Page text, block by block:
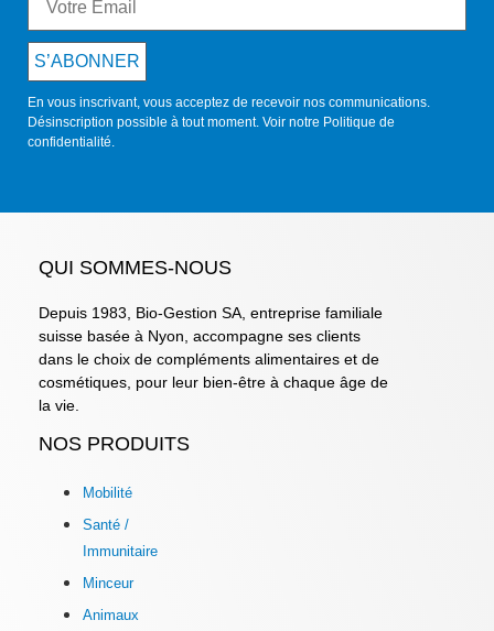
S’ABONNER
En vous inscrivant, vous acceptez de recevoir nos communications.
Désinscription possible à tout moment. Voir notre Politique de
confidentialité.
QUI SOMMES-NOUS
Depuis 1983, Bio-Gestion SA, entreprise familiale
suisse basée à Nyon, accompagne ses clients
dans le choix de compléments alimentaires et de
cosmétiques, pour leur bien-être à chaque âge de
la vie.
NOS PRODUITS
Mobilité
Santé /
Immunitaire
Minceur
Animaux